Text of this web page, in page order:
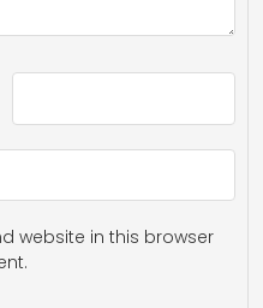
website in this browser